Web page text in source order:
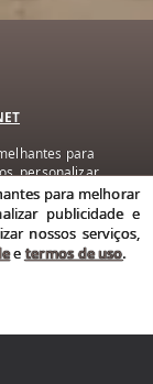
para
personalizar
Ao utilizar
de privacidade e
uso
para melhorar
publicidade e
nossos serviços,
etermos de uso.